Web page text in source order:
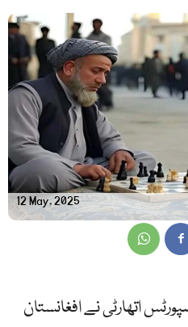
12 May, 2025
اتھارٹی نے افغانستان